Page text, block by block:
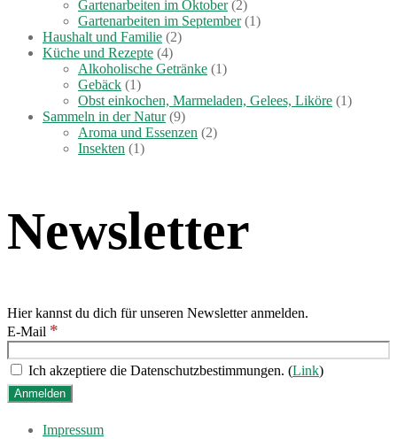
Gartenarbeiten im Oktober(2)
Gartenarbeiten im September(1)
Haushalt und Familie (2)
Küche und Rezepte (4)
Alkoholische Getränke (1)
Gebäck (1)
Obst einkochen, Marmeladen, Gelees, Liköre (1)
Sammeln in der Natur(9)
Aroma und Essenzen (2)
Insekten (1)
Newsletter
Hier kannst du dich für unseren Newsletter anmelden.
E-Mail *
Ich akzeptiere die Datenschutzbestimmungen. (Link)
Impressum